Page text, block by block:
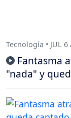
Tecnología • JUL 6
Fantasma
"nada" y